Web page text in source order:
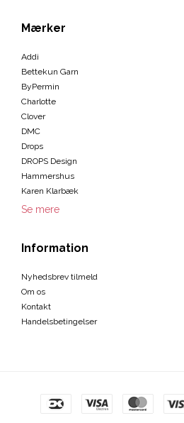
Mærker
Addi
Bettekun Garn
ByPermin
Charlotte
Clover
DMC
Drops
DROPS Design
Hammershus
Karen Klarbæk
Se mere
Information
Nyhedsbrev tilmeld
Om os
Kontakt
Handelsbetingelser